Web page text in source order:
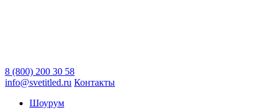
8 (800) 200 30 58
info@svetitled.ru Контакты
Шоурум